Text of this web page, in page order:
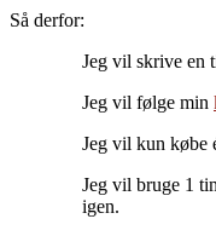
Så derfor:
Jeg vil skrive en
Jeg vil følge min
Jeg vil kun købe
Jeg vil bruge 1
igen.